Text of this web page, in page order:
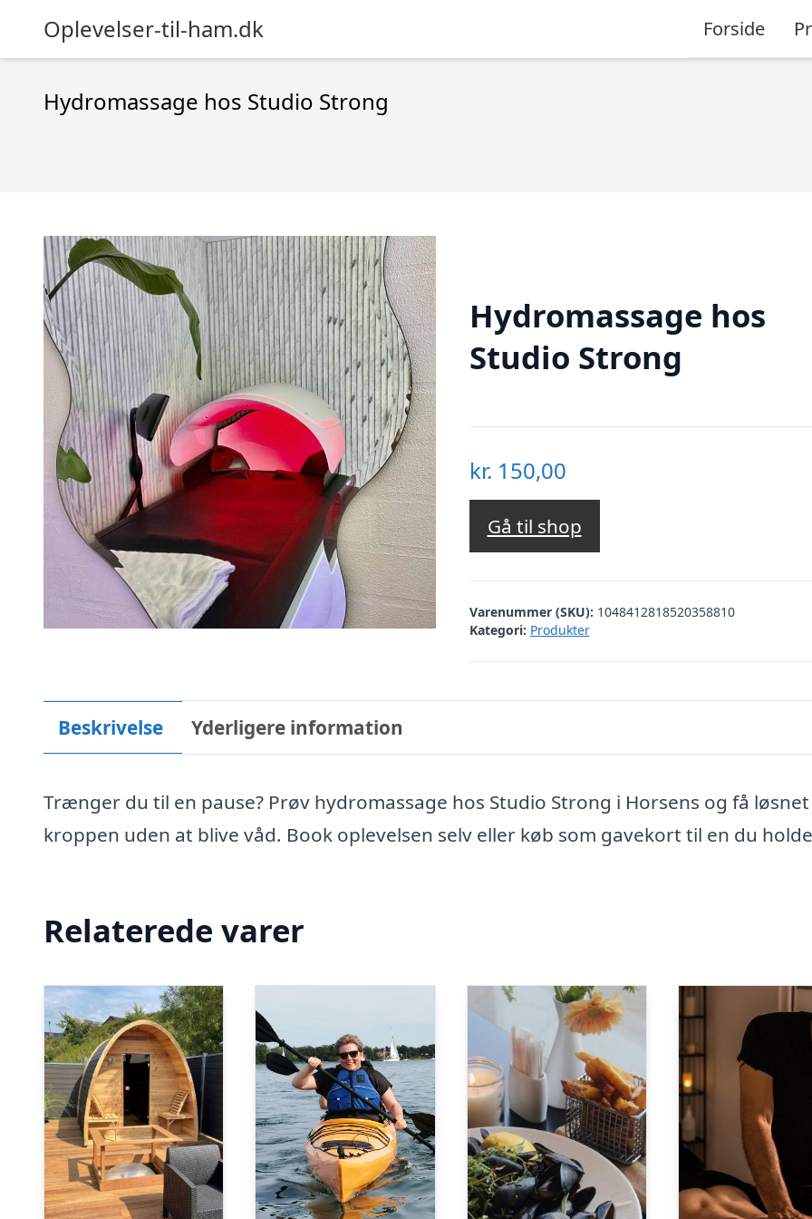
Oplevelser-til-ham.dk Forside
Hydromassage hos Studio Strong
Hydromassage hos
Studio Strong
kr. 150,00
Gå til shop
Varenummer (SKU): 1048412818520358810
Kategori: Produkter
Beskrivelse Yderligere information
Trænger du til en pause? Prøv hydromassage hos Studio Strong i Horsens og få
kroppen uden at blive våd. Book oplevelsen selv eller køb som gavekort til en du
Relaterede varer